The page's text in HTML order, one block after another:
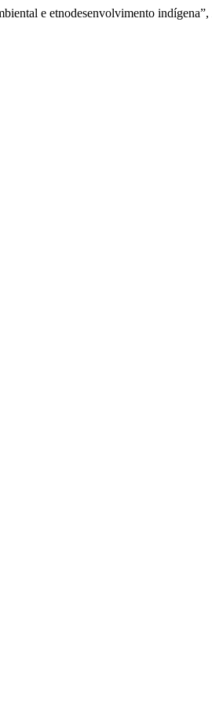
e etnodesenvolvimento indígena”,